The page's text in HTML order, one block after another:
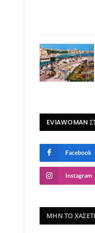
EVIAWOMAN
Facebook
Instagram
ΜΗΝ ΤΟ